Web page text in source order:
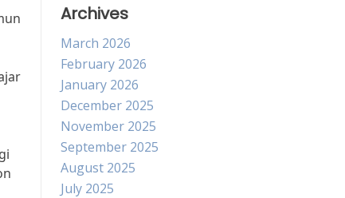
Archives
March 2026
February 2026
January 2026
December 2025
November 2025
September 2025
August 2025
July 2025